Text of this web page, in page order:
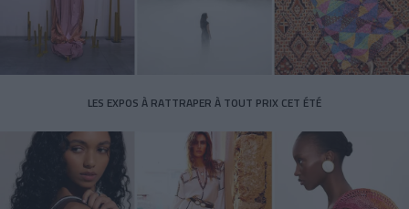
LES EXPOS À RATTRAPER À TOUT PRIX CET ÉTÉ